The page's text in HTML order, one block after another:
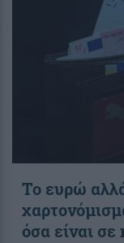
Το ευρώ
όσα είναι